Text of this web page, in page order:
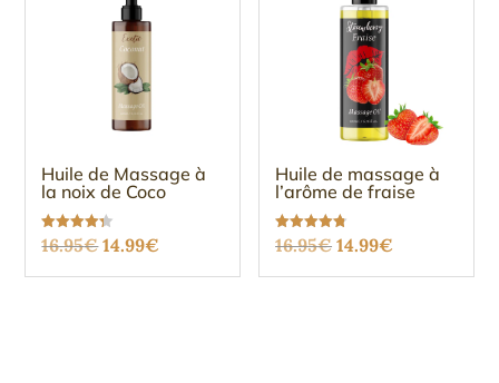
Huile de Massage à
la noix de Coco
Note
4.27
16.95€Le
prix
14.99€
prix
Huile de massage à
l’arôme de fraise
Note
4.75
16.95€ Le
prix
14.99€
prix